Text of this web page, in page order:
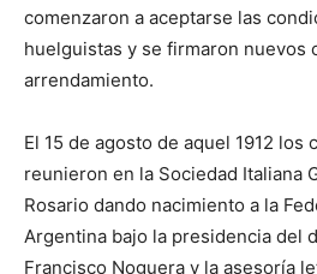
comenzaron a aceptarse las
huelguistas y se firmaron nuevos
arrendamiento.
El 15 de agosto de aquel 1912 los
reunieron en la Sociedad Italiana
Rosario dando nacimiento a la
Argentina bajo la presidencia del
Francisco Noguera y la asesoría